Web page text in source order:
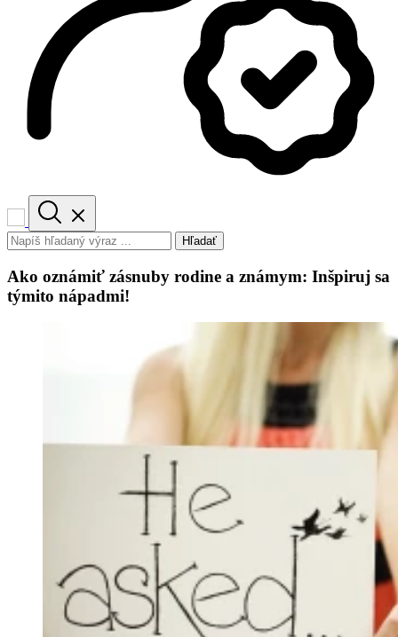
Hľadať
Ako oznámiť zásnuby rodine a známym: Inšpiruj sa
týmito nápadmi!